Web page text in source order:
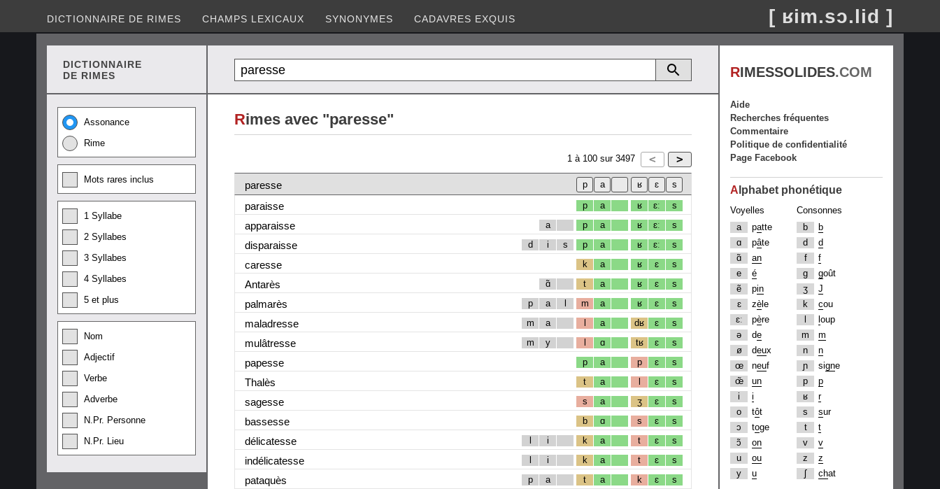
DICTIONNAIRE DE RIMES CHAMPS LEXICAUX SYNONYMES CADAVRES EXQUIS [ ʁim.sɔ.lid ]
DICTIONNAIRE
DE RIMES
Assonance
Rime
Mots rares inclus
1 Syllabe
2 Syllabes
3 Syllabes
4 Syllabes
5 et plus
Nom
Adjectif
Verbe
Adverbe
N.Pr. Personne
N.Pr. Lieu
Rimes avec "paresse"
1 à 100 sur 3497
paresse
paraisse
p a ʁ ɛː s
apparaisse a p a ʁ ɛː s
disparaisse d i s p a ʁ ɛː s
caresse k a ʁ ɛ s
Antarès ɑ̃ t a ʁ ɛ s
palmarès p a l m a ʁ ɛ s
maladresse m a l a dʁ ɛ s
mulâtresse m y l ɑ tʁ ɛ s
papesse p a p ɛ s
Thalès t a l ɛ s
sagesse s a ʒ ɛ s
bassesse b ɑ s ɛ s
délicatesse l i k a t ɛ s
indélicatesse l i k a t ɛ s
pataquès p a t a k ɛ s
RIMESSOLIDES.COM
Aide
Recherches fréquentes
Commentaire
Politique de confidentialité
Page Facebook
A lphabet phonétique
Voyelles
a
patte
ɑ
pâte
ɑ̃
an
e
é
ẽ
pin
ɛ
zè le
ɛː
père
ə
de
ø
deux
œ
neuf
œ̃
un
i
i
o
tôt
ɔ
toge
ɔ̃
on
u
ou
y
u
Consonnes
b
b
d
d
f
f
g
goût
ʒ
J
k
cou
oup
m
m
n
n
ɲ
signe
p
p
ʁ
r
s
sur
t
t
v
v
z
z
ʃ
chat